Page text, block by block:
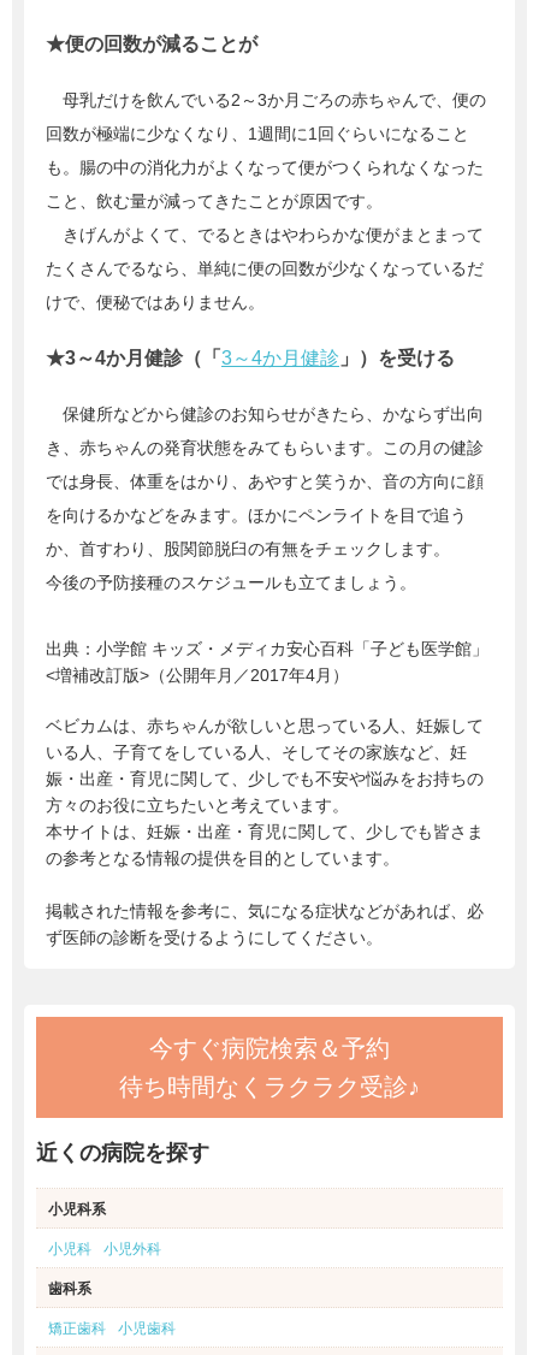
★便の回数が減ることが
母乳だけを飲んでいる2～3か月ごろの赤ちゃんで、便の
回数が極端に少なくなり、1週間に1回ぐらいになること
も。腸の中の消化力がよくなって便がつくられなくなった
こと、飲む量が減ってきたことが原因です。
きげんがよくて、でるときはやわらかな便がまとまって
たくさんでるなら、単純に便の回数が少なくなっているだ
けで、便秘ではありません。
★3～4か月健診（「 3～4か月健診 」）を受ける
保健所などから健診のお知らせがきたら、かならず出向
き、赤ちゃんの発育状態をみてもらいます。この月の健診
では身長、体重をはかり、あやすと笑うか、音の方向に顔
を向けるかなどをみます。ほかにペンライトを目で追う
か、首すわり、股関節脱臼の有無をチェックします。
今後の予防接種のスケジュールも立てましょう。
出典： 小学館 キッズ・メディカ安心百科「子ども医学館」
<増補改訂版>（公開年月／2017年4月）
ベビカムは、赤ちゃんが欲しいと思っている人、妊娠して
いる人、子育てをしている人、そしてその家族など、妊
娠・出産・育児に関して、少しでも不安や悩みをお持ちの
方々のお役に立ちたいと考えています。
本サイトは、妊娠・出産・育児に関して、少しでも皆さま
の参考となる情報の提供を目的としています。
掲載された情報を参考に、気になる症状などがあれば、必
ず医師の診断を受けるようにしてください。
今すぐ病院検索＆予約
待ち時間なくラクラク受診♪
近くの病院を探す
小児科系
小児科 小児外科
歯科系
矯正歯科 小児歯科